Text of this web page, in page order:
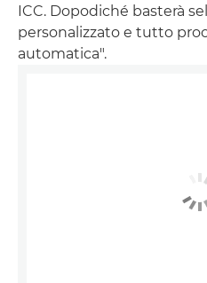
ICC. Dopodiché basterà
personalizzato e tutto
automatica".